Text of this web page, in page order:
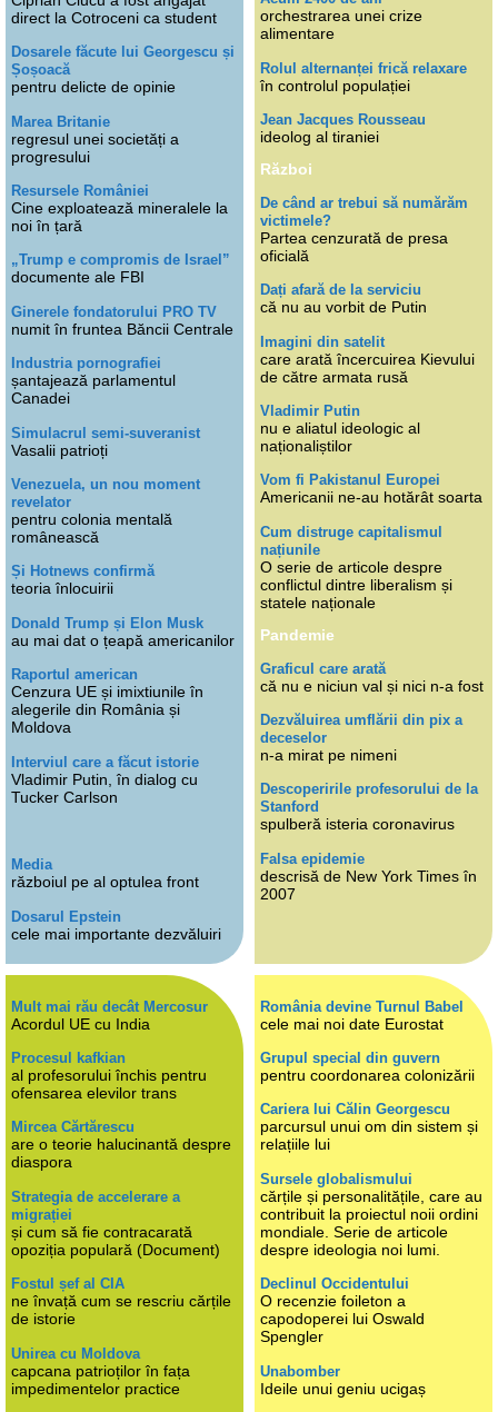
direct la Cotroceni ca student
Dosarele făcute lui Georgescu și
Șoșoacă
pentru delicte de opinie
Marea Britanie
regresul unei societăți a
progresului
Resursele României
Cine exploatează mineralele la
noi în țară
„Trump e compromis de Israel”
documente ale FBI
Ginerele fondatorului PRO TV
numit în fruntea Băncii Centrale
Industria pornografiei
șantajează parlamentul
Canadei
Simulacrul semi-suveranist
Vasalii patrioți
Venezuela, un nou moment
revelator
pentru colonia mentală
românească
Și Hotnews confirmă
teoria înlocuirii
Donald Trump și Elon Musk
au mai dat o țeapă americanilor
Raportul american
Cenzura UE și imixtiunile în
alegerile din România și
Moldova
Interviul care a făcut istorie
Vladimir Putin, în dialog cu
Tucker Carlson
Media
războiul pe al optulea front
Dosarul Epstein
cele mai importante dezvăluiri
orchestrarea unei crize
alimentare
Rolul alternanței frică relaxare
în controlul populației
Jean Jacques Rousseau
ideolog al tiraniei
Război
De când ar trebui să numărăm
victimele?
Partea cenzurată de presa
oficială
Dați afară de la serviciu
că nu au vorbit de Putin
Imagini din satelit
care arată încercuirea Kievului
de către armata rusă
Vladimir Putin
nu e aliatul ideologic al
naționaliștilor
Vom fi Pakistanul Europei
Americanii ne-au hotărât soarta
Cum distruge capitalismul
națiunile
O serie de articole despre
conflictul dintre liberalism și
statele naționale
Pandemie
Graficul care arată
că nu e niciun val și nici n-a fost
Dezvăluirea umflării din pix a
deceselor
n-a mirat pe nimeni
Descoperirile profesorului de la
Stanford
spulberă isteria coronavirus
Falsa epidemie
descrisă de New York Times în
2007
Mult mai rău decât Mercosur
Acordul UE cu India
Procesul kafkian
al profesorului închis pentru
ofensarea elevilor trans
Mircea Cărtărescu
are o teorie halucinantă despre
diaspora
Strategia de accelerare a
migrației
și cum să fie contracarată
opoziția populară (Document)
Fostul șef al CIA
ne învață cum se rescriu cărțile
de istorie
Unirea cu Moldova
capcana patrioților în fața
impedimentelor practice
România devine Turnul Babel
cele mai noi date Eurostat
Grupul special din guvern
pentru coordonarea colonizării
Cariera lui Călin Georgescu
parcursul unui om din sistem și
relațiile lui
Sursele globalismului
cărțile și personalitățile, care au
contribuit la proiectul noii ordini
mondiale. Serie de articole
despre ideologia noi lumi.
Declinul Occidentului
O recenzie foileton a
capodoperei lui Oswald
Spengler
Unabomber
Ideile unui geniu ucigaș